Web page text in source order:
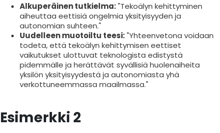
Alkuperäinen tutkielma:"Tekoälyn kehittyminen
aiheuttaa eettisiä ongelmia yksityisyyden ja
autonomian suhteen."
Uudelleen muotoiltu teesi:"Yhteenvetona voidaan
todeta, että tekoälyn kehittymisen eettiset
vaikutukset ulottuvat teknologista edistystä
pidemmälle ja herättävät syvällisiä huolenaiheita
yksilön yksityisyydestä ja autonomiasta yhä
verkottuneemmassa maailmassa."
Esimerkki 2